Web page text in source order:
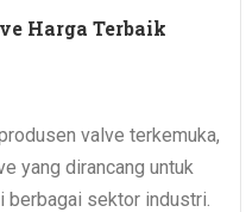
Harga Terbaik
valve terkemuka,
yang dirancang untuk
sektor industri.